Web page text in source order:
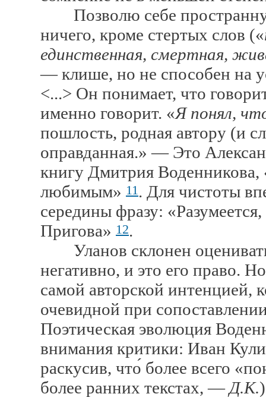
Позволю себе
ничего, кроме стертых слов («
единственная, смертная,
— клише, но не способен на
<...> Он понимает, что
именно говорит. «Я понял,
пошлость, родная автору (и
оправданная.» — Это
книгу Дмитрия
любимым» 11. Для чистоты
середины фразу:
Пригова» 12.
Уланов склонен
негативно, и это его право.
самой авторской интенцией,
очевидной при
Поэтическая эволюция
внимания критики: Иван
раскусив, что́ более всего
более ранних текстах, — Д.К.